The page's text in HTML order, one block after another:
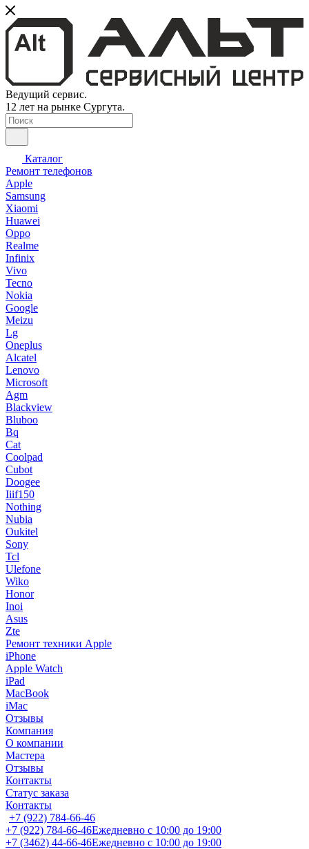
Ведущий сервис.
12 лет на рынке Сургута.
Каталог
Ремонт телефонов
Apple
Samsung
Xiaomi
Huawei
Oppo
Realme
Infinix
Vivo
Tecno
Nokia
Google
Meizu
Lg
Oneplus
Alcatel
Lenovo
Microsoft
Agm
Blackview
Bluboo
Bq
Cat
Coolpad
Cubot
Doogee
Iiif150
Nothing
Nubia
Oukitel
Sony
Tcl
Ulefone
Wiko
Honor
Inoi
Asus
Zte
Ремонт техники Apple
iPhone
Apple Watch
iPad
MacBook
iMac
Отзывы
Компания
О компании
Мастера
Отзывы
Контакты
Статус заказа
Контакты
+7 (922) 784-66-46
+7 (922) 784-66-46Ежедневно с 10:00 до 19:00
+7 (3462) 44-66-46Ежедневно с 10:00 до 19:00